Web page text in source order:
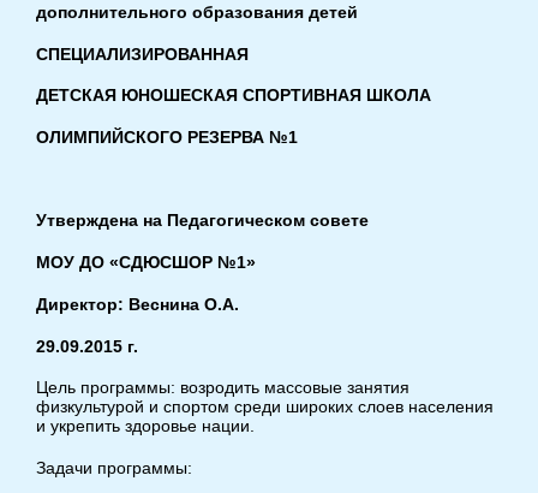
дополнительного образования детей
СПЕЦИАЛИЗИРОВАННАЯ
ДЕТСКАЯ ЮНОШЕСКАЯ СПОРТИВНАЯ ШКОЛА
ОЛИМПИЙСКОГО РЕЗЕРВА №1
Утверждена на Педагогическом совете
МОУ ДО «СДЮСШОР №1»
Директор: Веснина О.А.
29.09.2015 г.
Цель программы: возродить массовые занятия
физкультурой и спортом среди широких слоев населения
и укрепить здоровье нации.
Задачи программы: